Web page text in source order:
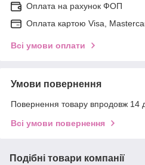
Оплата на рахунок ФОП
Оплата картою Visa,
Всі умови оплати
Умови повернення
Повернення товару впродовж 14
Всі умови повернення
Подібні товари компанії